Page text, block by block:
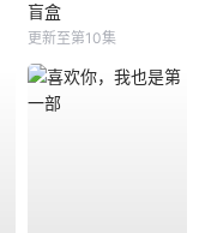
盲盒
更新至第10集